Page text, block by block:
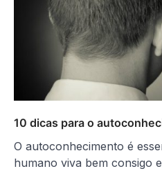
10 dicas para o
O autoconhecimento é
humano viva bem consigo